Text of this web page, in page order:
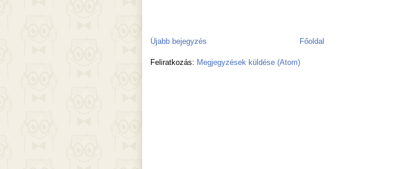
Újabb bejegyzés Főoldal
Feliratkozás: Megjegyzések küldése (Atom)